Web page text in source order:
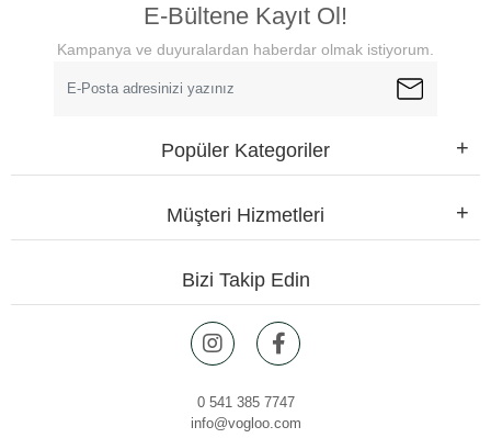
E-Bültene Kayıt Ol!
Kampanya ve duyuralardan haberdar olmak istiyorum.
Popüler Kategoriler
Müşteri Hizmetleri
Bizi Takip Edin
0 541 385 7747
info@vogloo.com